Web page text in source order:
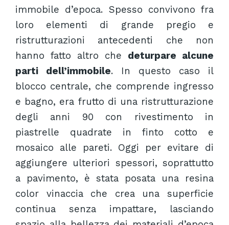
immobile d’epoca. Spesso convivono fra
loro elementi di grande pregio e
ristrutturazioni antecedenti che non
hanno fatto altro che deturpare alcune
parti dell’immobile. In questo caso il
blocco centrale, che comprende ingresso
e bagno, era frutto di una ristrutturazione
degli anni 90 con rivestimento in
piastrelle quadrate in finto cotto e
mosaico alle pareti. Oggi per evitare di
aggiungere ulteriori spessori, soprattutto
a pavimento, è stata posata una resina
color vinaccia che crea una superficie
continua senza impattare, lasciando